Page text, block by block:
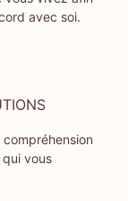
avec soi.
vous